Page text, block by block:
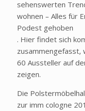
sehenswerten
wohnen – Alles für
Podest gehoben
. Hier findet sich
zusammengefasst,
60 Aussteller auf
zeigen.
Die
zur imm cologne